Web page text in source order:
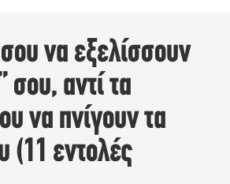
να εξελίσσουν
σου, αντί τα
να πνίγουν τα
(11 εντολές